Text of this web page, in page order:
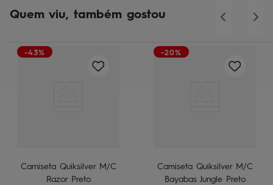
Quem viu, também gostou
-43%
Camiseta Quiksilver M/C
Razor Preto
-20%
Camiseta Quiksilver M/C
Bayabas Jungle Preto